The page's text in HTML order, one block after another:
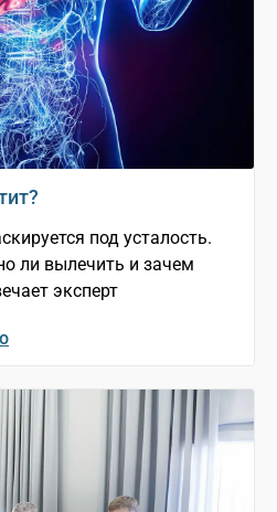
под усталость.
ли вылечить и зачем
эксперт